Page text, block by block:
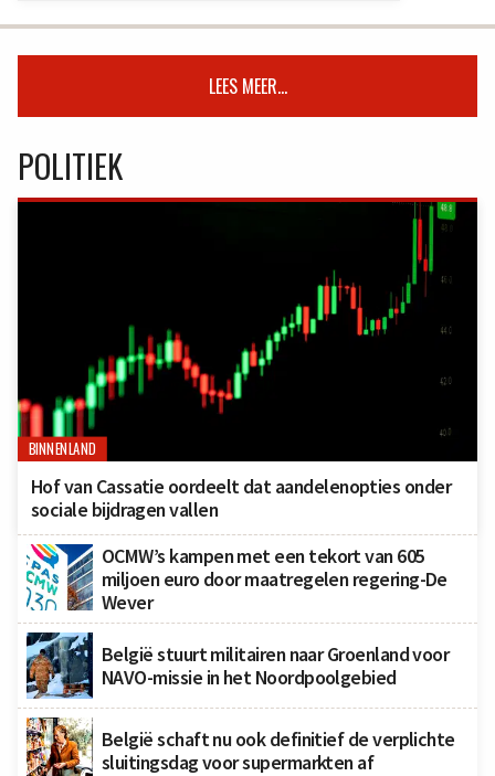
LEES MEER...
POLITIEK
BINNENLAND
Hof van Cassatie oordeelt dat aandelenopties onder
sociale bijdragen vallen
OCMW’s kampen met een tekort van 605
miljoen euro door maatregelen regering-De
Wever
België stuurt militairen naar Groenland voor
NAVO-missie in het Noordpoolgebied
België schaft nu ook definitief de verplichte
sluitingsdag voor supermarkten af